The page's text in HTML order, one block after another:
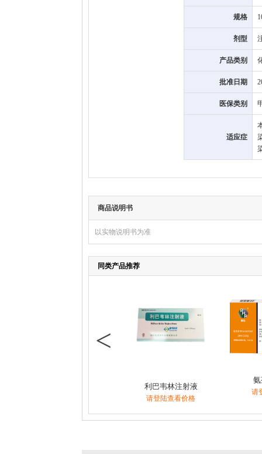
规格
剂型
产品类别
批准日期
医保类别
适应症
商品说明书
以实物说明书为准
同类产品推荐
<
利巴韦林注射液
请登陆查看价格
请